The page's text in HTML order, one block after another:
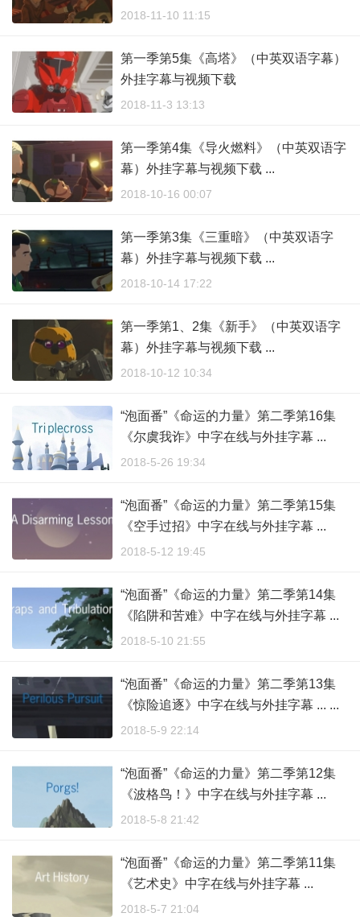
2018-11-10 11:15
第一季第5集《高塔》（中英双语字幕）
外挂字幕与视频下载
2018-11-3 13:13
第一季第4集《导火燃料》（中英双语字
幕）外挂字幕与视频下载 ...
2018-10-16 00:07
第一季第3集《三重暗》（中英双语字
幕）外挂字幕与视频下载 ...
2018-10-14 17:22
第一季第1、2集《新手》（中英双语字
幕）外挂字幕与视频下载 ...
2018-10-12 10:34
“泡面番”《命运的力量》第二季第16集
《尔虞我诈》中字在线与外挂字幕 ...
2018-5-26 19:34
“泡面番”《命运的力量》第二季第15集
《空手过招》中字在线与外挂字幕 ...
2018-5-12 19:45
“泡面番”《命运的力量》第二季第14集
《陷阱和苦难》中字在线与外挂字幕 ...
2018-5-10 21:55
“泡面番”《命运的力量》第二季第13集
《惊险追逐》中字在线与外挂字幕 ... ...
2018-5-9 22:14
“泡面番”《命运的力量》第二季第12集
《波格鸟！》中字在线与外挂字幕 ...
2018-5-8 21:42
“泡面番”《命运的力量》第二季第11集
《艺术史》中字在线与外挂字幕 ...
2018-5-7 21:04